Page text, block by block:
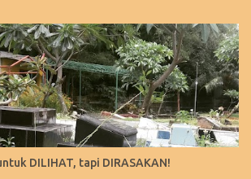
DILIHAT, tapi DIRASAKAN!